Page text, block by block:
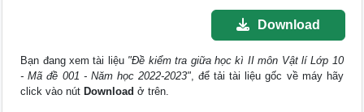
Download
Bạn đang xem tài liệu "Đề kiểm tra giữa học kì II môn Vật lí Lớp 10
- Mã đề 001 - Năm học 2022-2023", để tải tài liệu gốc về máy hãy
click vào nút Download ở trên.